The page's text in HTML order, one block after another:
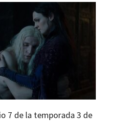
7 de la temporada 3 de